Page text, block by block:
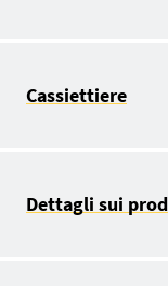
Cassiettiere
Dettagli sui